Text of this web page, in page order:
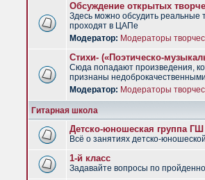
Обсуждение открытых
Здесь можно обсудить реальные
проходят в ЦАПе
Модератор: Модераторы
Стихи- («Поэтическо-
Сюда попадают произведения,
признаны
Модератор: Модераторы
Гитарная школа
Детско-юношеская группа ГШ
Всё о занятиях детско-
1-й класс
Задавайте вопросы по